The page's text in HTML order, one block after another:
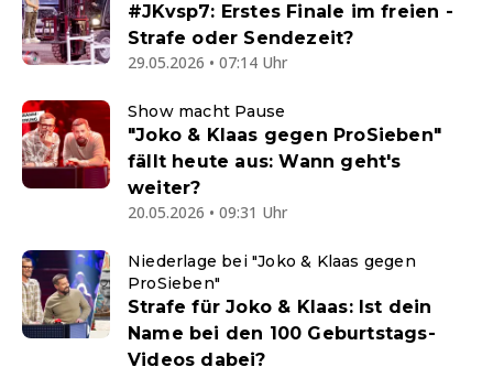
#JKvsp7: Erstes Finale im freien -
Strafe oder Sendezeit?
29.05.2026 • 07:14 Uhr
Show macht Pause
"Joko & Klaas gegen ProSieben"
fällt heute aus: Wann geht's
weiter?
20.05.2026 • 09:31 Uhr
Niederlage bei "Joko & Klaas gegen
ProSieben"
Strafe für Joko & Klaas: Ist dein
Name bei den 100 Geburtstags-
Videos dabei?